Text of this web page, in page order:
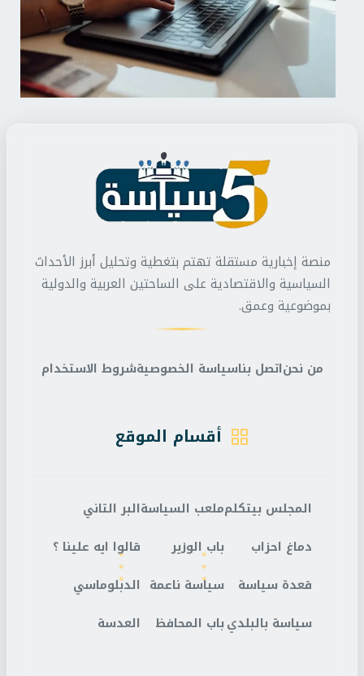
منصة إخبارية مستقلة تهتم بتغطية وتحليل أبرز الأحداث
السياسية والاقتصادية على الساحتين العربية والدولية
بموضوعية وعمق.
من نحناتصل بناسياسة الخصوصيةشروط الاستخدام
أقسام الموقع
المجلس بيتكلم
دماغ احزاب
قعدة سياسة
سياسة بالبلدي
ملعب السياسة
باب الوزير
سياسة ناعمة
باب المحافظ
البر التاني
قالوا ايه علينا ؟
الدبلوماسي
العدسة